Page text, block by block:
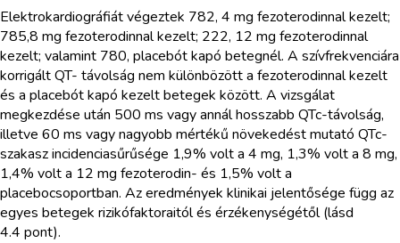
Elektrokardiográfiát végeztek 782, 4 mg fezoterodinnal kezelt;
785,8 mg fezoterodinnal kezelt; 222, 12 mg fezoterodinnal
kezelt; valamint 780, placebót kapó betegnél. A szívfrekvenciára
korrigált QT- távolság nem különbözött a fezoterodinnal kezelt
és a placebót kapó kezelt betegek között. A vizsgálat
megkezdése után 500 ms vagy annál hosszabb QTc-távolság,
illetve 60 ms vagy nagyobb mértékű növekedést mutató QTc-
szakasz incidenciasűrűsége 1,9% volt a 4 mg, 1,3% volt a 8 mg,
1,4% volt a 12 mg fezoterodin- és 1,5% volt a
placebocsoportban. Az eredmények klinikai jelentősége függ az
egyes betegek rizikófaktoraitól és érzékenységétől (lásd
4.4 pont).